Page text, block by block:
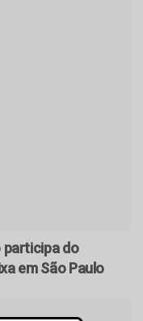
participa do
em São Paulo